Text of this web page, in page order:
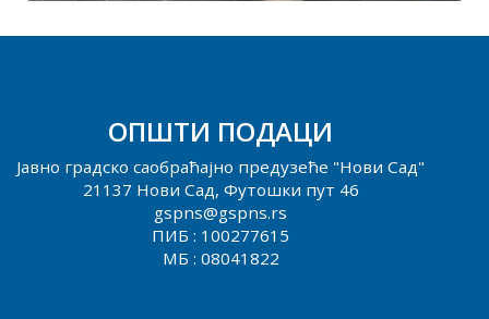
ОПШТИ ПОДАЦИ
Јавно градско саобраћајно предузеће "Нови Сад"
21137 Нови Сад, Футошки пут 46
gspns@gspns.rs
ПИБ : 100277615
МБ : 08041822